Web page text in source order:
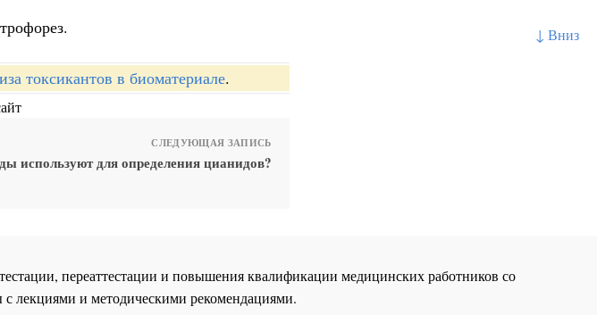
↓ Вниз
токсикантов в биоматериале.
СЛЕДУЮЩАЯ ЗАПИСЬ
используют для определения цианидов?
переаттестации и повышения квалификации медицинских работников со
лекциями и методическими рекомендациями.